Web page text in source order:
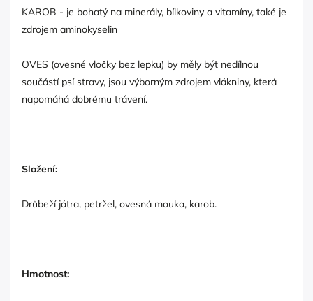
KAROB - je bohatý na minerály, bílkoviny a vitamíny, také je
zdrojem aminokyselin
OVES (ovesné vločky bez lepku) by měly být nedílnou
součástí psí stravy, jsou výborným zdrojem vlákniny, která
napomáhá dobrému trávení.
Složení:
Drůbeží játra, petržel, ovesná mouka, karob.
Hmotnost: